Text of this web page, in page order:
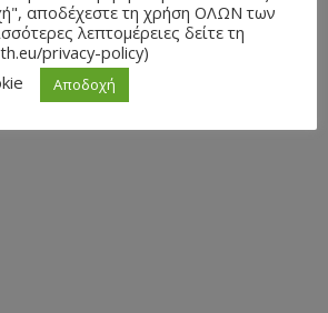
αποδέχεστε τη χρήση ΟΛΩΝ των
λεπτομέρειες δείτε τη
privacy-policy)
Αποδοχή